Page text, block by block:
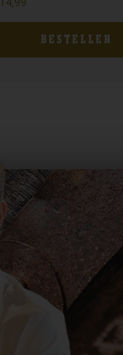
14,99
BESTELLEN